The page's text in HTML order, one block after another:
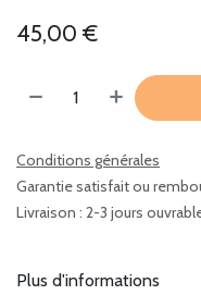
45,00 €
Conditions générales
Garantie satisfait ou
Livraison : 2-3 jours
Plus d'informations